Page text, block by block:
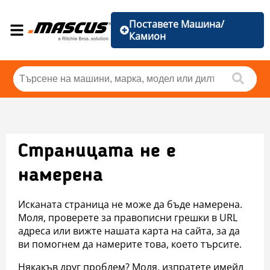
Поставете Машина/
Камион
Страницата не е
намерена
Исканата страница не може да бъде намерена.
Моля, проверете за правописни грешки в URL
адреса или вижте нашата карта на сайта, за да
ви помогнем да намерите това, което търсите.
Някакъв друг проблем? Моля, изпратете имейл